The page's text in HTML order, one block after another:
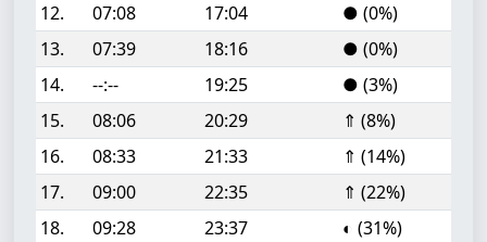
12.
07:08 17:04
● (0%)
13.
07:39 18:16
● (0%)
14.
--:-- 19:25
● (3%)
15.
08:06 20:29
⇑ (8%)
16.
08:33 21:33
⇑ (14%)
17.
09:00 22:35
⇑ (22%)
18.
09:28 23:37
◐ (31%)